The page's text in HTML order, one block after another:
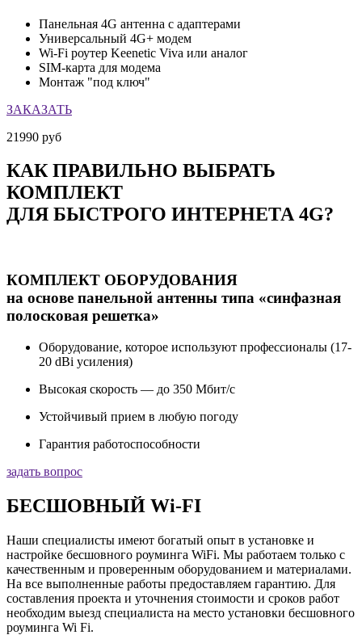
Панельная 4G антенна с адаптерами
Универсальный 4G+ модем
Wi-Fi роутер Keenetic Viva или аналог
SIM-карта для модема
Монтаж "под ключ"
ЗАКАЗАТЬ
21990 руб
КАК ПРАВИЛЬНО ВЫБРАТЬ
КОМПЛЕКТ
ДЛЯ БЫСТРОГО ИНТЕРНЕТА 4G?
КОМПЛЕКТ ОБОРУДОВАНИЯ
на основе панельной антенны типа «синфазная
полосковая решетка»
Оборудование, которое используют профессионалы (17-
20 dBi усиления)
Высокая скорость — до 350 Мбит/с
Устойчивый прием в любую погоду
Гарантия работоспособности
задать вопрос
БЕСШОВНЫЙ Wi-FI
Наши специалисты имеют богатый опыт в установке и
настройке бесшовного роуминга WiFi. Мы работаем только с
качественным и проверенным оборудованием и материалами.
На все выполненные работы предоставляем гарантию. Для
составления проекта и уточнения стоимости и сроков работ
необходим выезд специалиста на место установки бесшовного
роуминга Wi Fi.